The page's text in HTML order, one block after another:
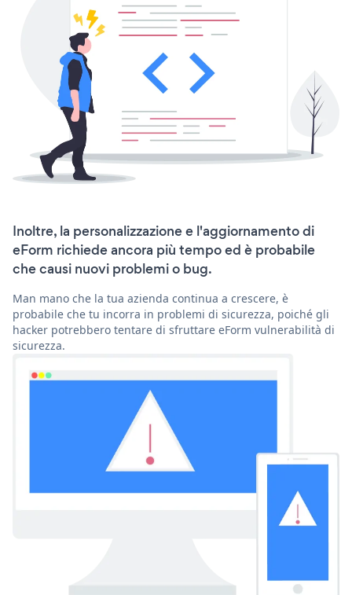
Inoltre, la personalizzazione e l'aggiornamento di
eForm richiede ancora più tempo ed è probabile
che causi nuovi problemi o bug.
Man mano che la tua azienda continua a crescere, è
probabile che tu incorra in problemi di sicurezza, poiché gli
hacker potrebbero tentare di sfruttare eForm vulnerabilità di
sicurezza.